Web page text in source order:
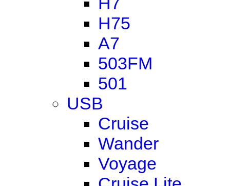
H75
A7
503FM
501
USB
Cruise
Wander
Voyage